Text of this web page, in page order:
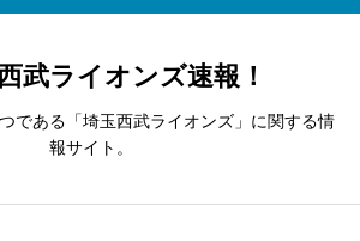
武ライオンズ速報！
である「埼玉西武ライオンズ」に関する情
報サイト。